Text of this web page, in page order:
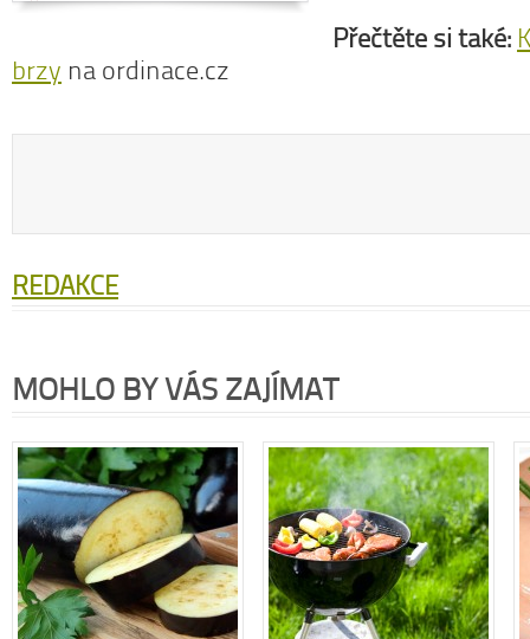
Přečtěte si také:
brzy na ordinace.cz
REDAKCE
MOHLO BY VÁS ZAJÍMAT